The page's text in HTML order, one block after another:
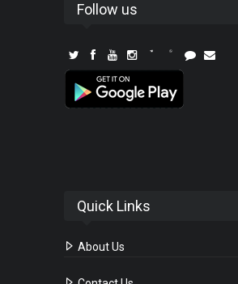
Follow us
Quick Links
About Us